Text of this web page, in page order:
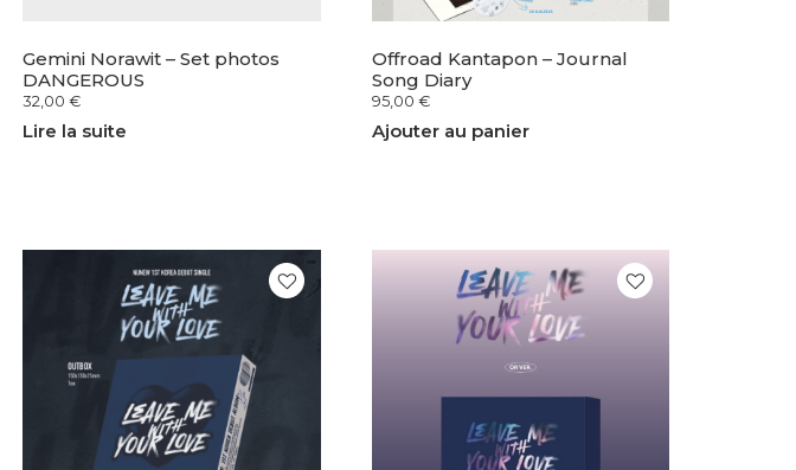
Gemini Norawit – Set photos
DANGEROUS
32,00€
Lire la suite
Offroad Kantapon – Journal
Song Diary
95,00€
Ajouter au panier